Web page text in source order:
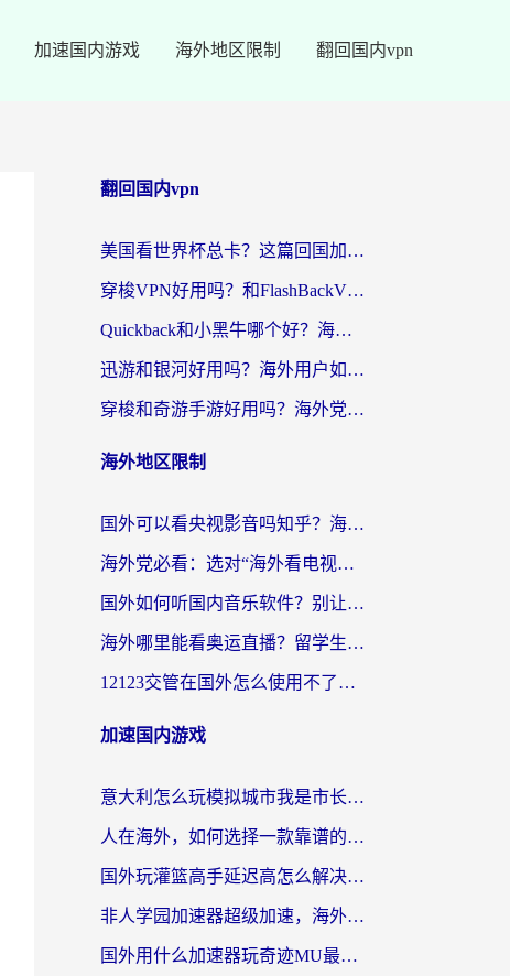
加速国内游戏 海外地区限制 翻回国内vpn
翻回国内vpn
美国看世界杯总卡？这篇回国加速器指南帮你无缝刷国内资源（附苹果手机VPN设置步骤）
穿梭VPN好用吗？和FlashBackVPN对比哪个回国效果更好？
Quickback和小黑牛哪个好？海外党亲测指南，选对回国加速器秒回国内
迅游和银河好用吗？海外用户如何选择回国加速器实现无缝访问国内资源
穿梭和奇游手游好用吗？海外党亲测3款回国加速器，附蜜蜂加速器七天试用攻略
海外地区限制
国外可以看央视影音吗知乎？海外党亲测有效的回国加速方案
海外党必看：选对“海外看电视剧软件”，再也不用愁国内剧刷不了
国外如何听国内音乐软件？别让地域限制，断了你的中文歌单
海外哪里能看奥运直播？留学生&海外华人必看的体育赛事观赛终极指南
12123交管在国外怎么使用不了？海外华人必看的无缝访问国内资源指南
加速国内游戏
意大利怎么玩模拟城市我是市长？海外党国服游戏加速终极攻略（附三国3量子特攻解决办法）
人在海外，如何选择一款靠谱的玩剑灵2加速器？
国外玩灌篮高手延迟高怎么解决？海外玩家国服游戏加速终极指南
非人学园加速器超级加速，海外玩家重返国服的通行证
国外用什么加速器玩奇迹MU最好？2026海外玩家国服游戏加速全攻略